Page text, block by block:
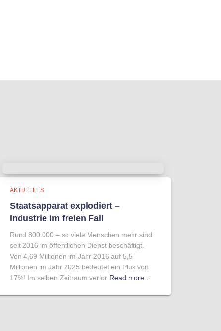
AKTUELLES
Staatsapparat explodiert –
Industrie im freien Fall
Rund 800.000 – so viele Menschen mehr sind
seit 2016 im öffentlichen Dienst beschäftigt.
Von 4,69 Millionen im Jahr 2016 auf 5,5
Millionen im Jahr 2025 bedeutet ein Plus von
17%! Im selben Zeitraum verlor Read more…